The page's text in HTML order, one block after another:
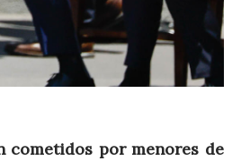
cometidos por menores de